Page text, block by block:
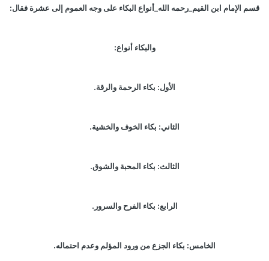
قسم الإمام ابن القيم_رحمه الله_أنواع البكاء على وجه العموم إلى عشرة فقال:
والبكاء أنواع:
الأول: بكاء الرحمة والرقة.
الثاني: بكاء الخوف والخشية.
الثالث: بكاء المحبة والشوق.
الرابع: بكاء الفرح والسرور.
الخامس: بكاء الجزع من ورود المؤلم وعدم احتماله.